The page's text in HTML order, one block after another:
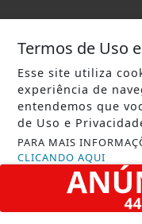
ACIDENTE
AGÊNCIA DINO
AGRO
CONTEÚDO
ECONOMIA
EDUCAÇÃO
Termos de Uso
Esse site utiliza
experiência de
entendemos que
de Uso e
PARA MAIS
CLICANDO AQUI